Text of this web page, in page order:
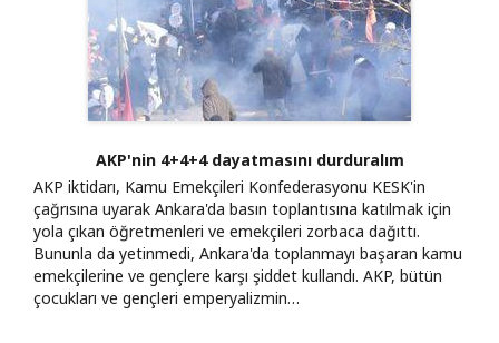
AKP'nin 4+4+4 dayatmasını durduralım
AKP iktidarı, Kamu Emekçileri Konfederasyonu KESK'in
çağrısına uyarak Ankara'da basın toplantısına katılmak için
yola çıkan öğretmenleri ve emekçileri zorbaca dağıttı.
Bununla da yetinmedi, Ankara'da toplanmayı başaran kamu
emekçilerine ve gençlere karşı şiddet kullandı. AKP, bütün
çocukları ve gençleri emperyalizmin…